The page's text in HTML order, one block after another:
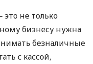
не только
бизнесу нужна
безналичные
с кассой,